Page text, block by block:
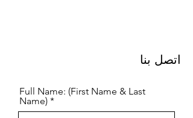
اتصل بنا
Full Name: (First Name & Last
Name)